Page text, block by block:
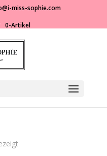
miss-sophie.com
0-Artikel
Nach